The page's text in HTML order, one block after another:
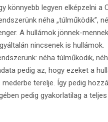
könnyebb legyen elképzelni a
néha „túlműködik”,
A hullámok jönnek-
nincsenek is hullámok.
néha túlműködik,
pedig az, hogy ezeket a
terelje. Így pedig
pedig gyakorlatilag a